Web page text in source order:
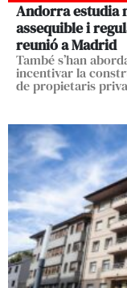
Andorra estudia
assequible i
reunió a Madrid
També s’han
incentivar la
de propietaris